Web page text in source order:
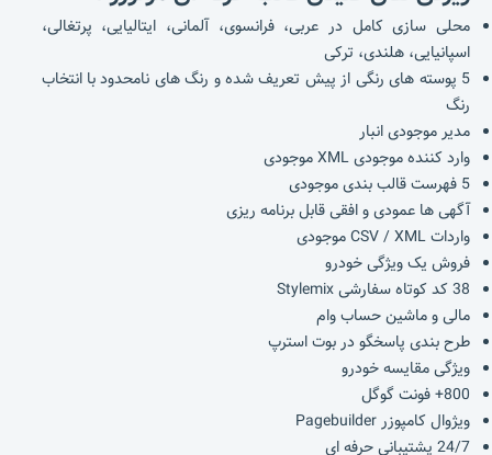
محلی سازی کامل در عربی، فرانسوی، آلمانی، ایتالیایی، پرتغالی،
اسپانیایی، هلندی، ترکی
5 پوسته های رنگی از پیش تعریف شده و رنگ های نامحدود با انتخاب
رنگ
مدیر موجودی انبار
وارد کننده موجودی XML موجودی
5 فهرست قالب بندی موجودی
آگهی ها عمودی و افقی قابل برنامه ریزی
واردات CSV / XML موجودی
فروش یک ویژگی خودرو
38 کد کوتاه سفارشی Stylemix
مالی و ماشین حساب وام
طرح بندی پاسخگو در بوت استرپ
ویژگی مقایسه خودرو
800+ فونت گوگل
ویژوال کامپوزر Pagebuilder
24/7 پشتیبانی حرفه ای